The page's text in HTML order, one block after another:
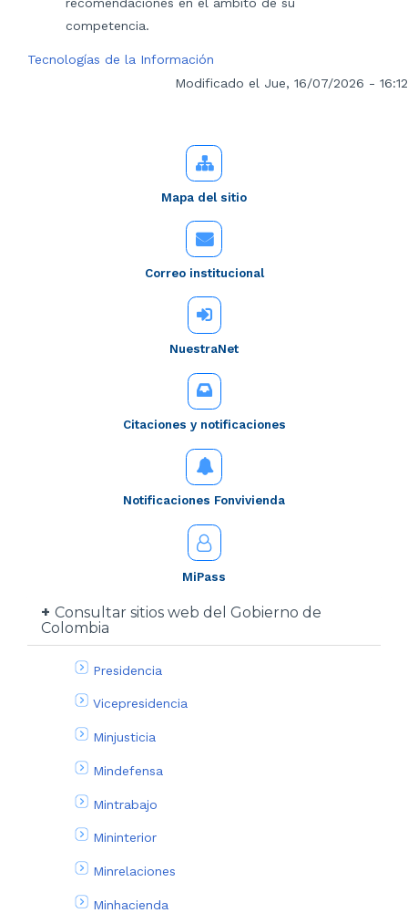
competencia.
Tecnologías de la Información
Modificado el Jue, 16/07/2026 - 16:12
Mapa del sitio
Correo institucional
NuestraNet
Citaciones y notificaciones
Notificaciones Fonvivienda
MiPass
Consultar sitios web del Gobierno de
Colombia
Presidencia
Vicepresidencia
Minjusticia
Mindefensa
Mintrabajo
Mininterior
Minrelaciones
Minhacienda